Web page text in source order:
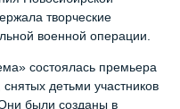
творческие
военной операции.
состоялась премьера
детьми участников
были созданы в